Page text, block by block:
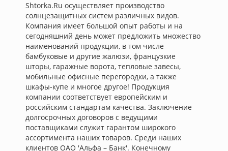
Shtorka.Ru осуществляет производство
солнцезащитных систем различных видов.
Компания имеет большой опыт работы и на
сегодняшний день может предложить множество
наименований продукции, в том числе
бамбуковые и другие жалюзи, французкие
шторы, гаражные ворота, тепловые завесы,
мобильные офисные перегородки, а также
шкафы-купе и многое другое! Продукция
компании соответствует европейским и
российским стандартам качества. Заключение
долгосрочных договоров с ведущими
поставщиками служит гарантом широкого
ассортимента наших товаров. Среди наших
клиентов ОАО 'Альфа – Банк'. Конечному